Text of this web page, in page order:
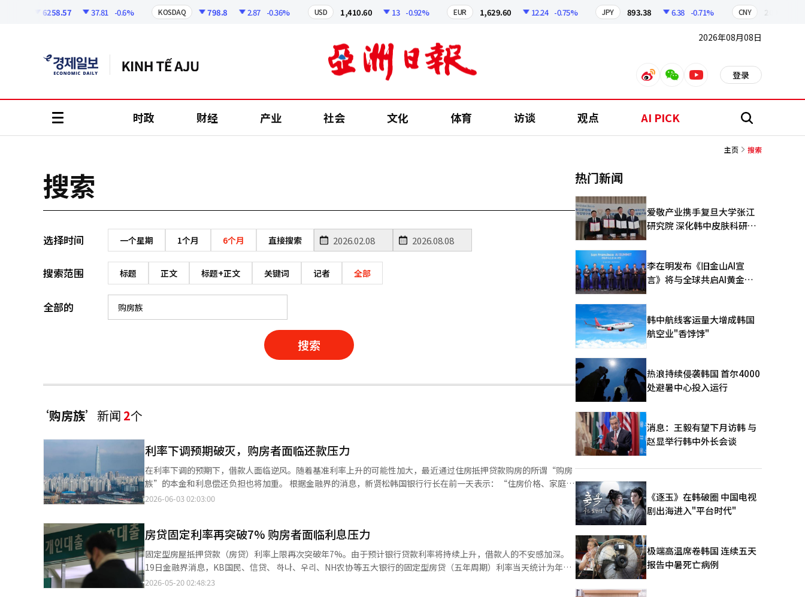
6258.57 37.81 -0.6% KOSDAQ 798.8 2.87 -0.36% USD 1,410.60 13 -0.92% EUR 1,629.60 12.24 -0.75% JPY 893.38 6.38 -0.71% CNY 209.17
2026年08月08日
weiboweixinyoutube 登录
时政 财经 产业 社会 文化 体育 访谈 观点 AI PICK 搜
主页 搜索
搜索
选择时间 一个星期 1个月 6个月 直接搜索
搜索范围 标题 正文 标题+正文 关键词 记者 全部
全部的
搜索
‘购房族’ 新闻 2个
利率下调预期破灭，购房者面临还款压力
在利率下调的预期下，借款人面临逆风。随着基准利率上升的可能性加大，最近通过住房抵押贷款购房的所谓“购房
族”的本金和利息偿还负担也将加重。 根据金融界的消息，新贤松韩国银行行长在前一天表示：“住房价格、家庭债
务、汇率等所有指标都指向同一方向”，并指出货币政策的操作空间充足。 市场普遍将此视为基准利率上升的信号。
年初最高可能达到3.25%。 问题在于，最近流入房地产市场的资金大多是以利率下调为前提的。由于美国的货币政策
宽松和国内经济放缓的可能性，利率下调的预期不断扩散，许多人认为借款成本将降低。 根据韩国银行的数据，截至
今年第一季度末，家庭贷款余额为1865.8万亿韩元，比去年年底增加了12.9万亿韩元。其中，住房相关贷款为1178.6
万亿韩元，占家庭债务的63.2%。 值得注意的是，贷款增长的重心正在从银行转向非银行机构。尽管商业银行的住房
相关贷款增幅减缓，但互助金融、农协等非银行机构的住房相关贷款却在扩大。这意味着尽管银行监管加强，购房和
2026-06-03 02:03:00
房贷固定利率再突破7% 购房者面临利息压力
固定型房屋抵押贷款（房贷）利率上限再次突破年7%。由于预计银行贷款利率将持续上升，借款人的不安感加深。
19日金融界消息，KB国民、信贷、 하나、우리、NH农协等五大银行的固定型房贷（五年周期）利率当天统计为年
4.47%至7.07%。房贷利率在美伊战争一个月后上升至7%，但由于战争进入缓和状态，上个月中旬降至4.15%至
2026-05-20 02:48:23
热门新闻
爱敬产业携手复旦大学张江
研究院 深化韩中皮肤科研合
李在明发布《旧金山AI宣
言》将与全球共启AI黄金时
韩中航线客运量大增成韩国
航空业"香饽饽"
热浪持续侵袭韩国 首尔4000
处避暑中心投入运行
消息：王毅有望下月访韩 与
赵显举行韩中外长会谈
《逐玉》在韩破圈 中国电视
剧出海进入"平台时代"
极端高温席卷韩国 连续五天
报告中暑死亡病例